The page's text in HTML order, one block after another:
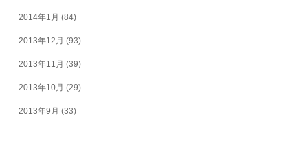
2014年1月 (84)
2013年12月 (93)
2013年11月 (39)
2013年10月 (29)
2013年9月 (33)